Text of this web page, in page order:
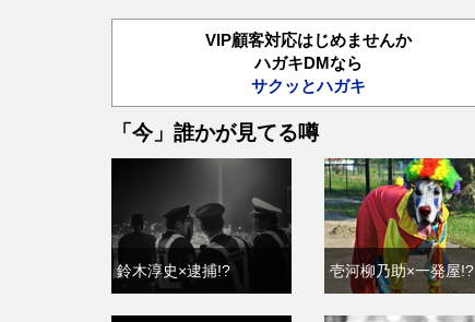
VIP顧客対応はじめませんか
ハガキDMなら
サクッとハガキ
「今」誰かが見てる噂
鈴木淳史×逮捕!? 壱河柳乃助×一発屋!?